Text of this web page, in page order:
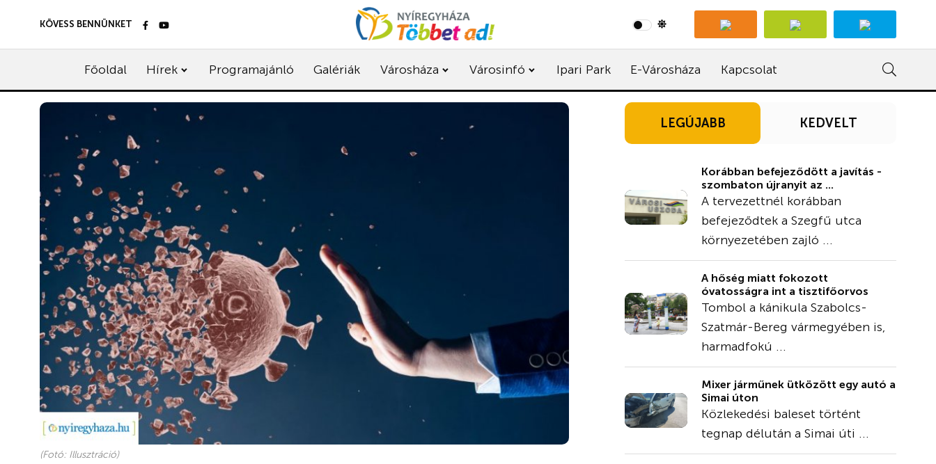
KÖVESS BENNÜNKET
Főoldal Hírek Programajánló Galériák Városháza Városinfó Ipari Park E-Városháza Kapcsolat
(Fotó: Illusztráció)
LEGÚJABB KEDVELT
Korábban befejeződött a javítás -
szombaton újranyit az ...
A tervezettnél korábban
befejeződtek a Szegfű utca
környezetében zajló ...
A hőség miatt fokozott
óvatosságra int a tisztifőorvos
Tombol a kánikula Szabolcs-
Szatmár-Bereg vármegyében is,
harmadfokú ...
Mixer járműnek ütközött egy autó a
Simai úton
Közlekedési baleset történt
tegnap délután a Simai úti ...